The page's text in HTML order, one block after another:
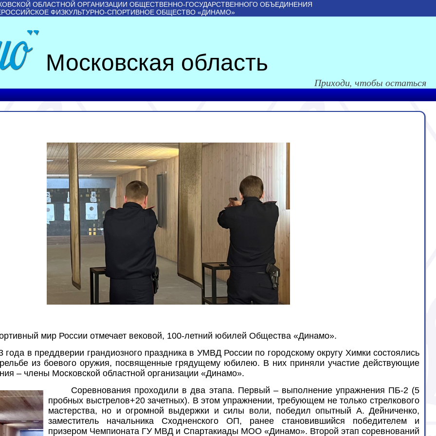
ОБЛАСТНОЙ ОРГАНИЗАЦИИ ОБЩЕСТВЕННО-ГОСУДАРСТВЕННОГО ОБЪЕДИНЕНИЯ
ФИЗКУЛЬТУРНО-СПОРТИВНОЕ ОБЩЕСТВО «ДИНАМО»
Московская область
Приходи, чтобы остаться
мир России отмечает вековой, 100-летний юбилей Общества «Динамо».
года в преддверии грандиозного праздника в УМВД России по городскому округу Химки состоялись
из боевого оружия, посвященные грядущему юбилею. В них приняли участие действующие
– члены Московской областной организации «Динамо».
Соревнования проходили в два этапа. Первый – выполнение упражнения ПБ-2 (5
пробных выстрелов+20 зачетных). В этом упражнении, требующем не только стрелкового
мастерства, но и огромной выдержки и силы воли, победил опытный А. Дейниченко,
заместитель начальника Сходненского ОП, ранее становившийся победителем и
призером Чемпионата ГУ МВД и Спартакиады МОО «Динамо». Второй этап соревнований